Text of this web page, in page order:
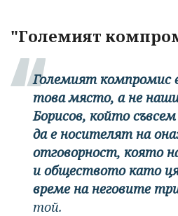
"Големият
Големият компромис
това място, а не
Борисов, който
да е носителят на
отговорност, която
и обществото като
време на неговите
той.